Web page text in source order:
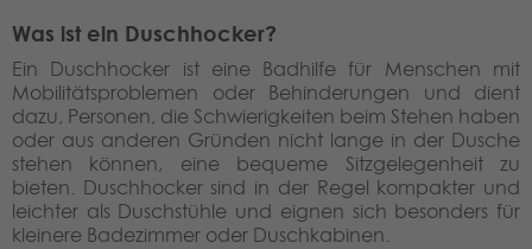
Was ist ein Duschhocker?
Ein Duschhocker ist eine Badhilfe für Menschen mit
Mobilitätsproblemen oder Behinderungen und dient
dazu, Personen, die Schwierigkeiten beim Stehen haben
oder aus anderen Gründen nicht lange in der Dusche
stehen können, eine bequeme Sitzgelegenheit zu
bieten. Duschhocker sind in der Regel kompakter und
leichter als Duschstühle und eignen sich besonders für
kleinere Badezimmer oder Duschkabinen.